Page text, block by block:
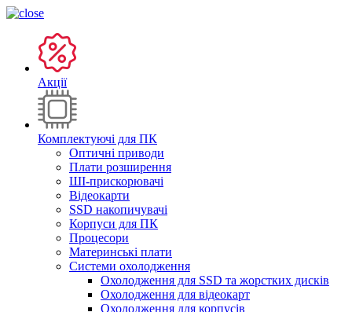
Акції
Комплектуючі для ПК
Оптичні приводи
Плати розширення
ШІ-прискорювачі
Відеокарти
SSD накопичувачі
Корпуси для ПК
Процесори
Материнські плати
Системи охолодження
Охолодження для SSD та жорстких дисків
Охолодження для відеокарт
Охолодження для корпусів